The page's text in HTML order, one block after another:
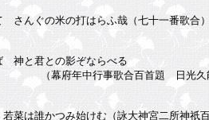
さんぐの米の打はらふ哉（七十一番歌合
神と君との影ぞならべる
合百首題　日光久能雨
菜は誰かつみ始けむ（詠大神宮二所神祇